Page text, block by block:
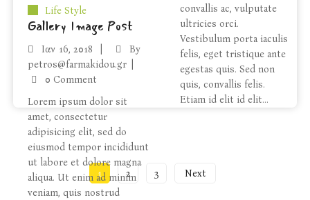
convallis ac, vulputate
ultricies orci.
Vestibulum porta iaculis
felis, eget tristique ante
egestas quis. Sed non
quis, convallis felis.
Etiam id elit id elit...
Life Style
Gallery Image Post
Ιαν 16, 2018
By
petros@farmakidou.gr
0 Comment
Lorem ipsum dolor sit
amet, consectetur
adipisicing elit, sed do
eiusmod tempor incididunt
ut labore et dolore magna
aliqua. Ut enim ad minim
veniam, quis nostrud
1 2 3 Next